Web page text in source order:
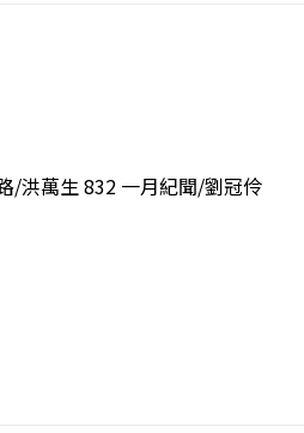
/洪萬生 832 一月紀聞/劉冠伶